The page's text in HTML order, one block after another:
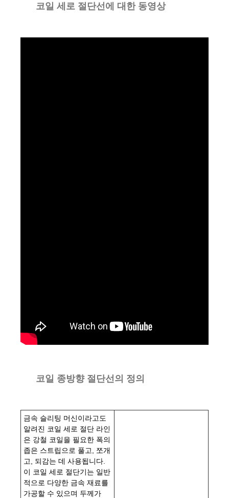
코일 세로 절단선에 대한 동영상
코일 종방향 절단선의 정의
금속 슬리팅 머신이라고도
알려진 코일 세로 절단 라인
은 강철 코일을 필요한 폭의
좁은 스트립으로 풀고, 쪼개
고, 되감는 데 사용됩니다.
이 코일 세로 절단기는 일반
적으로 다양한 금속 재료를
가공할 수 있으며 두께가